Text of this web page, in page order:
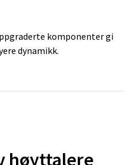
komponenter gi
dynamikk.
høyttalere